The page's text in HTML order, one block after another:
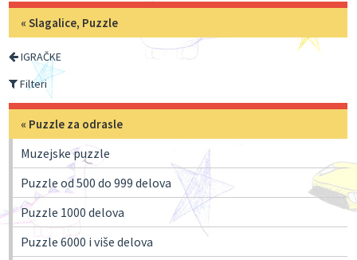
«Slagalice, Puzzle
IGRAČKE
Filteri
« Puzzle za odrasle
Muzejske puzzle
Puzzle od 500 do 999 delova
Puzzle 1000 delova
Puzzle 6000 i više delova